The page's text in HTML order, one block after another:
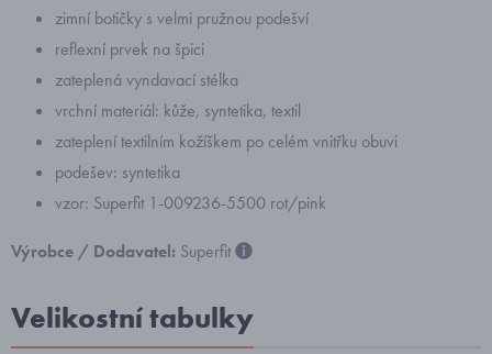
zimní botičky s velmi pružnou podešví
reflexní prvek na špici
zateplená vyndavací stélka
vrchní materiál: kůže, syntetika, textil
zateplení textilním kožíškem po celém vnitřku obuvi
podešev: syntetika
vzor: Superfit 1-009236-5500 rot/pink
Výrobce / Dodavatel: Superfit
Velikostní tabulky